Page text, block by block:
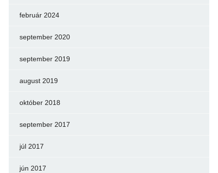
február 2024
september 2020
september 2019
august 2019
október 2018
september 2017
júl 2017
jún 2017